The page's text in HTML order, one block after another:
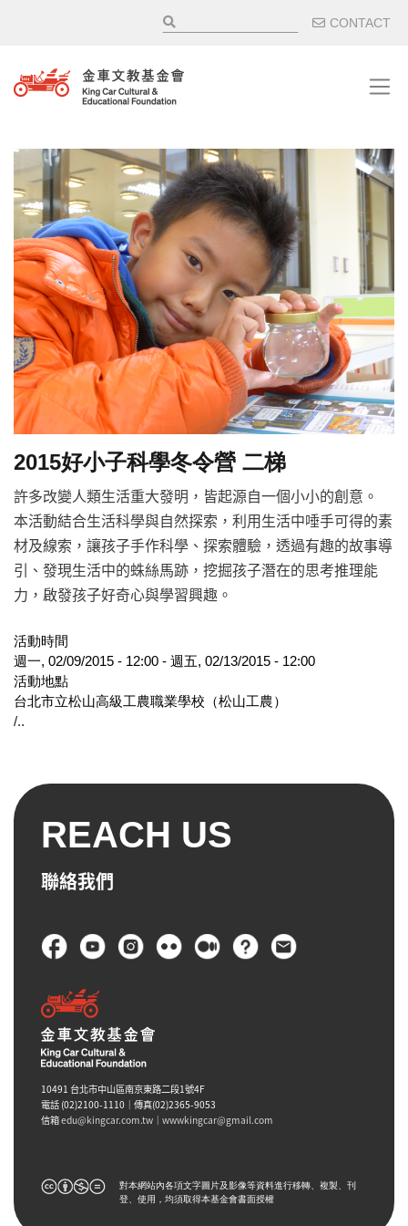
輔助選
CONTACT
2015好小子科學冬令營 二梯
許多改變人類生活重大發明，皆起源自一個小小的創意。
本活動結合生活科學與自然探索，利用生活中唾手可得的素
材及線索，讓孩子手作科學、探索體驗，透過有趣的故事導
引、發現生活中的蛛絲馬跡，挖掘孩子潛在的思考推理能
力，啟發孩子好奇心與學習興趣。
活動時間
週一, 02/09/2015 - 12:00 - 週五, 02/13/2015 - 12:00
活動地點
台北市立松山高級工農職業學校（松山工農）
/..
REACH US
聯絡我們
頁尾
10491 台北市中山區南京東路二段1號4F
電話 (02)2100-1110｜傳真(02)2365-9053
信箱edu@kingcar.com.tw ｜ wwwkingcar@gmail.com
對本網站內各項文字圖片及影像等資料進行移轉、複製、刊
登、使用，均須取得本基金會書面授權